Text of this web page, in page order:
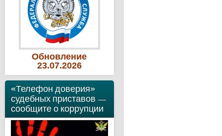
Обновление
23.07.2026
«Телефон доверия»
судебных приставов —
сообщите о коррупции